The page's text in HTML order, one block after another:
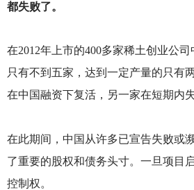
都失败了。
在2012年上市的400多家稀土创业公
只有不到五家，达到一定产量的只有
在中国融资下复活，另一家在短期内
在此期间，中国从许多已宣告失败或
了重要的股权和债务头寸。一旦项目
控制权。